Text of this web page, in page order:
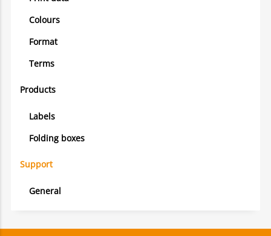
Colours
Format
Terms
Products
Labels
Folding boxes
Support
General